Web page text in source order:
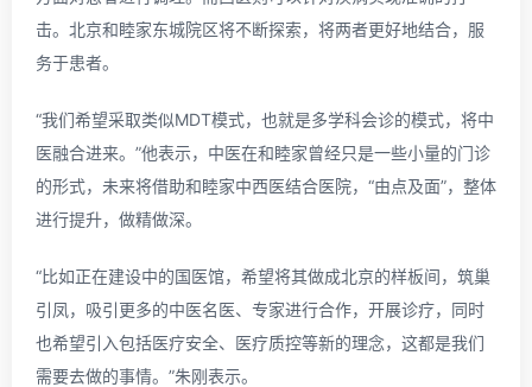
击。北京和睦家东城院区将不断探索，将两者更好地结合，服
务于患者。
“我们希望采取类似MDT模式，也就是多学科会诊的模式，将中
医融合进来。”他表示，中医在和睦家曾经只是一些小量的门诊
的形式，未来将借助和睦家中西医结合医院，“由点及面”，整体
进行提升，做精做深。
“比如正在建设中的国医馆，希望将其做成北京的样板间，筑巢
引凤，吸引更多的中医名医、专家进行合作，开展诊疗，同时
也希望引入包括医疗安全、医疗质控等新的理念，这都是我们
需要去做的事情。”朱刚表示。